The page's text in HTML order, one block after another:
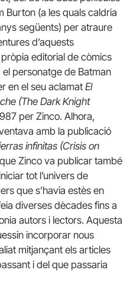
Burton (a les quals caldria
següents) per atraure
d’aquests
pròpia editorial de còmics
personatge de Batman
en el seu aclamat El
(The Dark Knight
per Zinco. Alhora,
amb la publicació
infinitas (Crisis on
Zinco va publicar també
tot l’univers de
que s’havia estès en
diverses dècades fins a
autors i lectors. Aquesta
incorporar nous
mitjançant els articles
i del que passaria